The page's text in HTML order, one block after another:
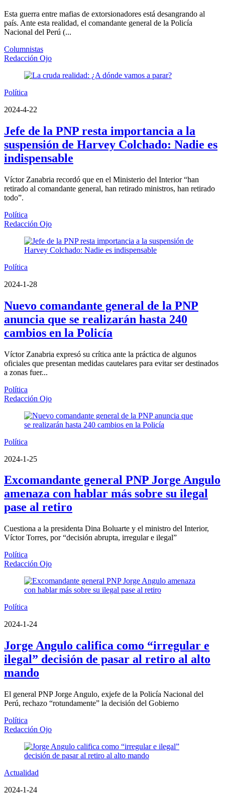
Esta guerra entre mafias de extorsionadores está desangrando al
país. Ante esta realidad, el comandante general de la Policía
Nacional del Perú (...
Columnistas
Redacción Ojo
Política
2024-4-22
Jefe de la PNP resta importancia a la
suspensión de Harvey Colchado: Nadie es
indispensable
Víctor Zanabria recordó que en el Ministerio del Interior “han
retirado al comandante general, han retirado ministros, han retirado
todo”.
Política
Redacción Ojo
Política
2024-1-28
Nuevo comandante general de la PNP
anuncia que se realizarán hasta 240
cambios en la Policía
Víctor Zanabria expresó su crítica ante la práctica de algunos
oficiales que presentan medidas cautelares para evitar ser destinados
a zonas fuer...
Política
Redacción Ojo
Política
2024-1-25
Excomandante general PNP Jorge Angulo
amenaza con hablar más sobre su ilegal
pase al retiro
Cuestiona a la presidenta Dina Boluarte y el ministro del Interior,
Víctor Torres, por “decisión abrupta, irregular e ilegal”
Política
Redacción Ojo
Política
2024-1-24
Jorge Angulo califica como “irregular e
ilegal” decisión de pasar al retiro al alto
mando
El general PNP Jorge Angulo, exjefe de la Policía Nacional del
Perú, rechazo “rotundamente” la decisión del Gobierno
Política
Redacción Ojo
Actualidad
2024-1-24